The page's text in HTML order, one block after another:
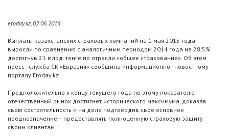
etoday.kz, 02.06.2015
Выплаты казахстанских страховых компаний на 1 мая 2015 года
выросли по сравнению с аналогичным периодом 2014 года на 28,5%
достигнув 21 млрд. тенге по отрасли «общее страхование». Об этом
пресс - служба СК «Евразия» сообщила информационно - новостному
порталу Etoday.kz.
Предположительно к концу текущего года по этому показателю
отечественный рынок достигнет исторического максимума, доказав
свою состоятельность и на деле подтвердив свое основное
предназначение – предоставлять полноценную страховую защиту
своим клиентам.